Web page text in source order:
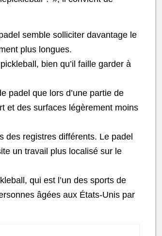
semble solliciter davantage le
plus longues.
bien qu’il faille garder à
padel que lors d’une partie de
et des surfaces légèrement moins
des registres différents. Le padel
un travail plus localisé sur le
qui est l’un des sports de
âgées aux États-Unis par